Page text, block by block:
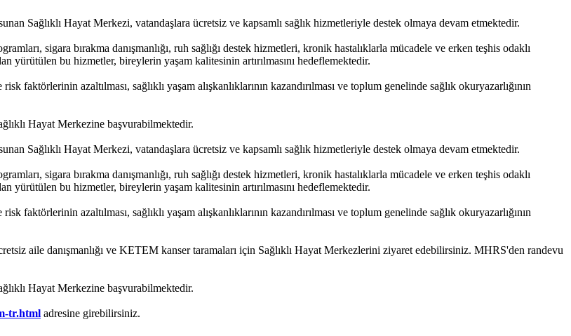
Sağlıklı Hayat Merkezi, vatandaşlara ücretsiz ve kapsamlı sağlık hizmetleriyle destek olmaya devam etmektedir.
sigara bırakma danışmanlığı, ruh sağlığı destek hizmetleri, kronik hastalıklarla mücadele ve erken teşhis odaklı
yürütülen bu hizmetler, bireylerin yaşam kalitesinin artırılmasını hedeflemektedir.
faktörlerinin azaltılması, sağlıklı yaşam alışkanlıklarının kazandırılması ve toplum genelinde sağlık okuryazarlığının
Hayat Merkezine başvurabilmektedir.
Sağlıklı Hayat Merkezi, vatandaşlara ücretsiz ve kapsamlı sağlık hizmetleriyle destek olmaya devam etmektedir.
sigara bırakma danışmanlığı, ruh sağlığı destek hizmetleri, kronik hastalıklarla mücadele ve erken teşhis odaklı
yürütülen bu hizmetler, bireylerin yaşam kalitesinin artırılmasını hedeflemektedir.
faktörlerinin azaltılması, sağlıklı yaşam alışkanlıklarının kazandırılması ve toplum genelinde sağlık okuryazarlığının
aile danışmanlığı ve KETEM kanser taramaları için Sağlıklı Hayat Merkezlerini ziyaret edebilirsiniz. MHRS'den randevu
Hayat Merkezine başvurabilmektedir.
tr.html adresine girebilirsiniz.